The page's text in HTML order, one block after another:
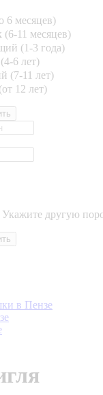
месяцев)
(6-11 месяцев)
(1-3 года)
6 лет)
(7-11 лет)
12 лет)
Укажите другую
в Пензе